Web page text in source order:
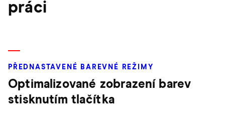
práci
PŘEDNASTAVENÉ BAREVNÉ REŽIMY
Optimalizované zobrazení barev
stisknutím tlačítka